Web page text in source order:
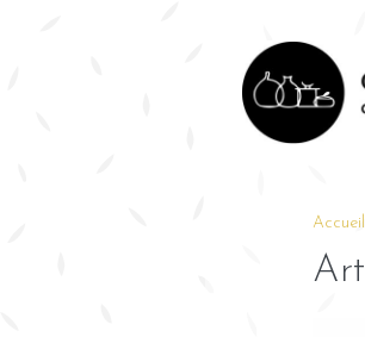
Accueil